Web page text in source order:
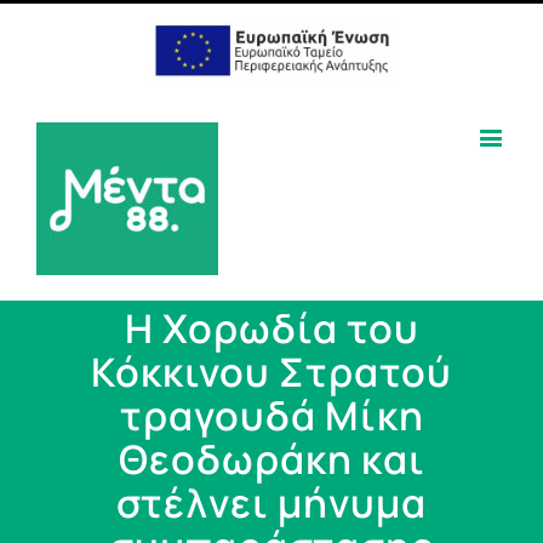
Η Χορωδία του
Κόκκινου Στρατού
τραγουδά Μίκη
Θεοδωράκη και
στέλνει μήνυμα